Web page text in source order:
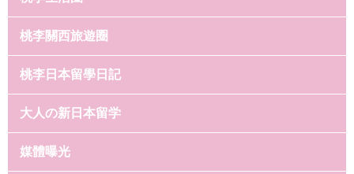
桃李關西旅遊圈
桃李日本留學日記
大人の新日本留学
媒體曝光